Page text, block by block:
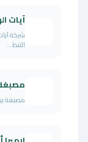
آيات
شركة
التنظ...
مصبغة